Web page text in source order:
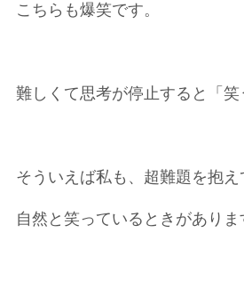
こちらも爆笑です。
難しくて思考が停止すると「笑
そういえば私も、超難題を抱
自然と笑っているときがありま